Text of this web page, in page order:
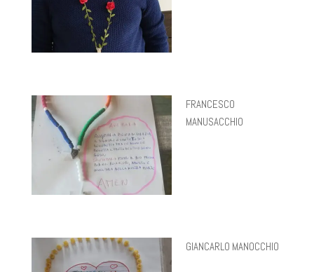
FRANCESCO
MANUSACCHIO
GIANCARLO MANOCCHIO